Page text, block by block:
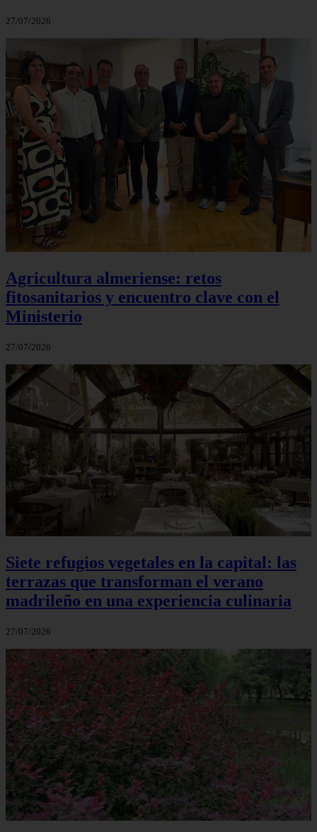
27/07/2026
Agricultura almeriense: retos
fitosanitarios y encuentro clave con el
Ministerio
27/07/2026
Siete refugios vegetales en la capital: las
terrazas que transforman el verano
madrileño en una experiencia culinaria
27/07/2026